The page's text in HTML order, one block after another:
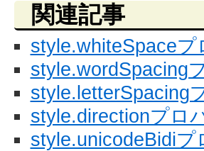
関連記事
style.whiteSpaceプ
style.wordSpacing
style.letterSpacing
style.directionプロ
style.unicodeBidiプ